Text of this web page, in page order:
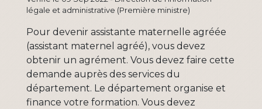
légale et administrative (Première ministre)
Pour devenir assistante maternelle agréée
(assistant maternel agréé), vous devez
obtenir un agrément. Vous devez faire cette
demande auprès des services du
département. Le département organise et
finance votre formation. Vous devez